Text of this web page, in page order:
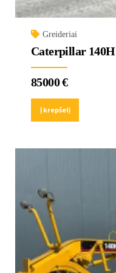
Greideriai
Caterpillar 140H
85000€
Į krepšelį